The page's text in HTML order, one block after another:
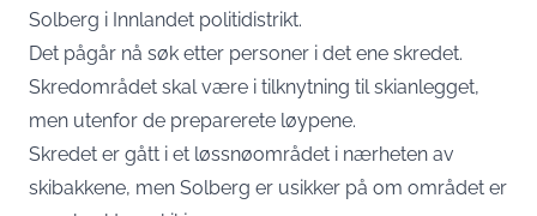
Solberg i Innlandet politidistrikt.
Det pågår nå søk etter personer i det ene skredet.
Skredområdet skal være i tilknytning til skianlegget,
men utenfor de preparerete løypene.
Skredet er gått i et løssnøområdet i nærheten av
skibakkene, men Solberg er usikker på om området er